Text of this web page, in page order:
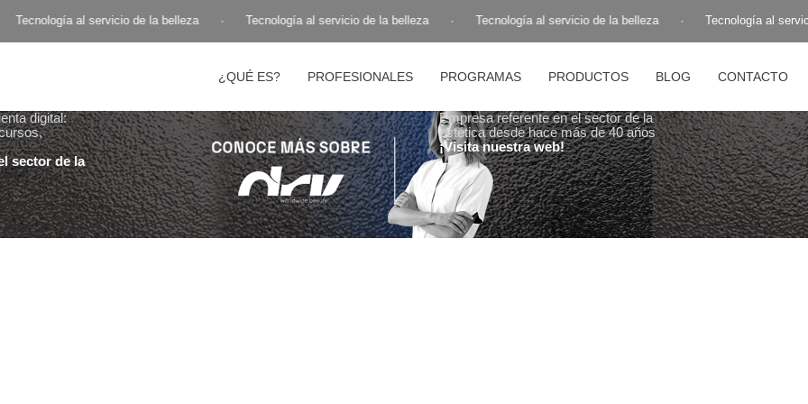
Tecnología al servicio de la belleza Tecnología al servicio de la belleza Tecnología al servicio de la belleza Tecnología al
¿QUÉ ES? PROFESIONALES PROGRAMAS PRODUCTOS BLOG CONTACTO
digital:
sector de la
Empresa referente en el sector de la
estética desde hace más de 40 años
¡Visita nuestra web!